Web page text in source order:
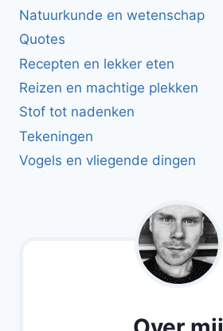
Natuurkunde en wetenschap
Quotes
Recepten en lekker eten
Reizen en machtige plekken
Stof tot nadenken
Tekeningen
Vogels en vliegende dingen